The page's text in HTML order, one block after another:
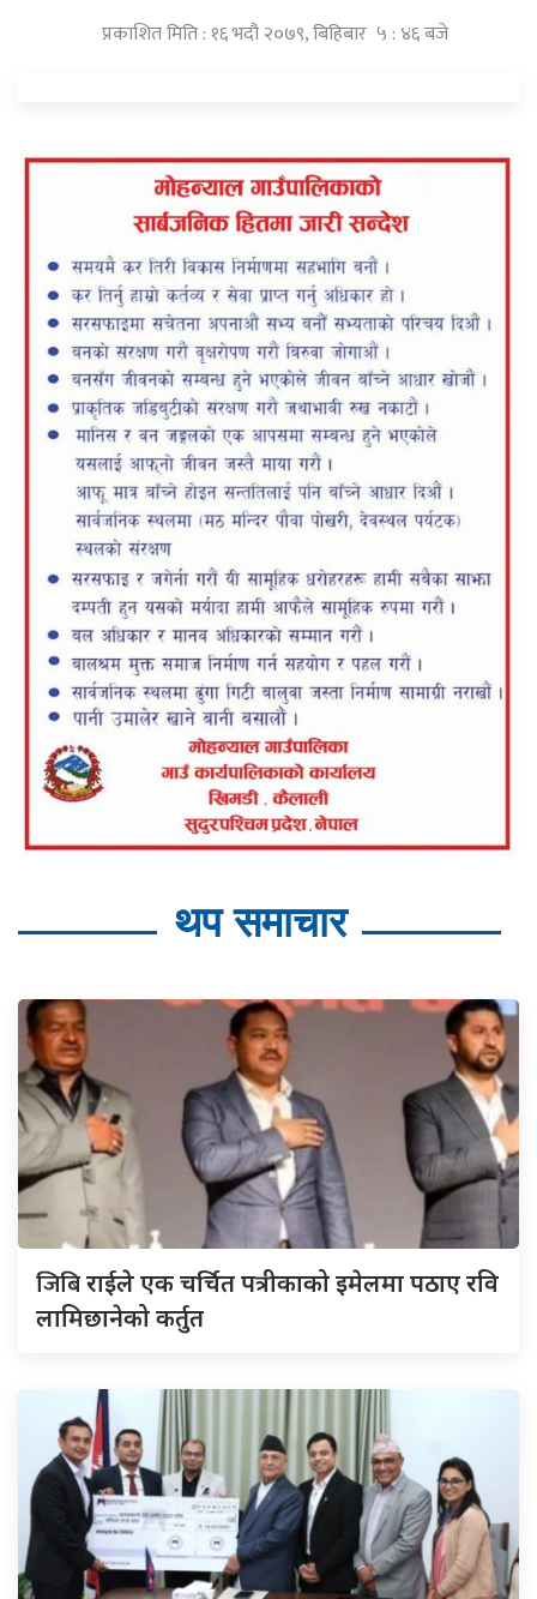
प्रकाशित मिति : १६ भदौ २०७९, बिहिबार ५ : ४६ बजे
थप समाचार
जिबिराईले एक चर्चित पत्रीकाको इमेलमा पठाए रवि
लामिछानेको कर्तुत